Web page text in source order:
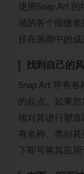
使用Snap Art
域的各个细微
挂在画廊中的成
找到自己的
Snap Art 带有
的起点。如果
地对其进行塑
有名称、类别
下即可将其应用